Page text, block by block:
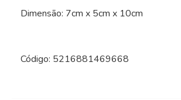
Dimensão: 7cm x 5cm x 10cm
Código: 5216881469668